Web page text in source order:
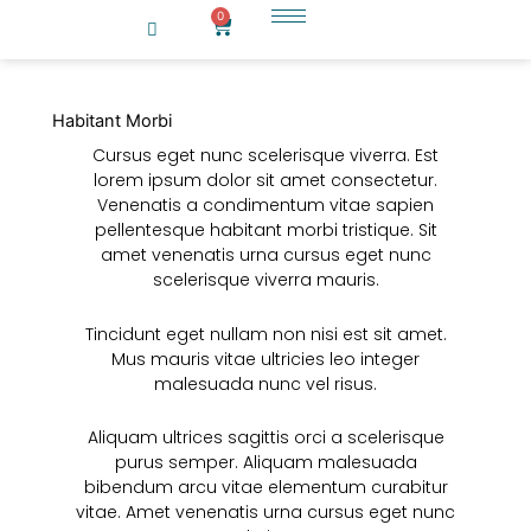
0
Cart
Habitant Morbi
Cursus eget nunc scelerisque viverra. Est
lorem ipsum dolor sit amet consectetur.
Venenatis a condimentum vitae sapien
pellentesque habitant morbi tristique. Sit
amet venenatis urna cursus eget nunc
scelerisque viverra mauris.
Tincidunt eget nullam non nisi est sit amet.
Mus mauris vitae ultricies leo integer
malesuada nunc vel risus.
Aliquam ultrices sagittis orci a scelerisque
purus semper. Aliquam malesuada
bibendum arcu vitae elementum curabitur
vitae. Amet venenatis urna cursus eget nunc